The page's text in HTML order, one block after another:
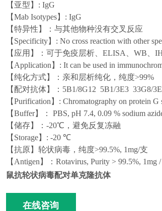
【亚型】: IgG
【Mab Isotypes】 : IgG
【特异性】：与其他物种没有交叉反应
【 Specificity】 : No cross reaction with other
【应用】：可于免疫层析、ELISA、WB、
【 Application 】 : It can be used in
【纯化方式】：亲和层析纯化，纯度>99%
【 配对抗体】： 5B1/8G12 5B1/3E3 33G8/
【Purification 】 : Chromatography on protein G
【Buffer】：
PBS, pH 7.4, 0.09 % sodium
【储存】：-20℃，避免反复冻融
【 Storage】 : -20 ℃
【抗原 】轮状病毒，纯度>99.5%, 1mg/支
【 Antigen 】 ： Rotavirus, Purity > 99.5%, 1mg /
鼠抗轮状病毒配对单克隆抗体
在线咨询